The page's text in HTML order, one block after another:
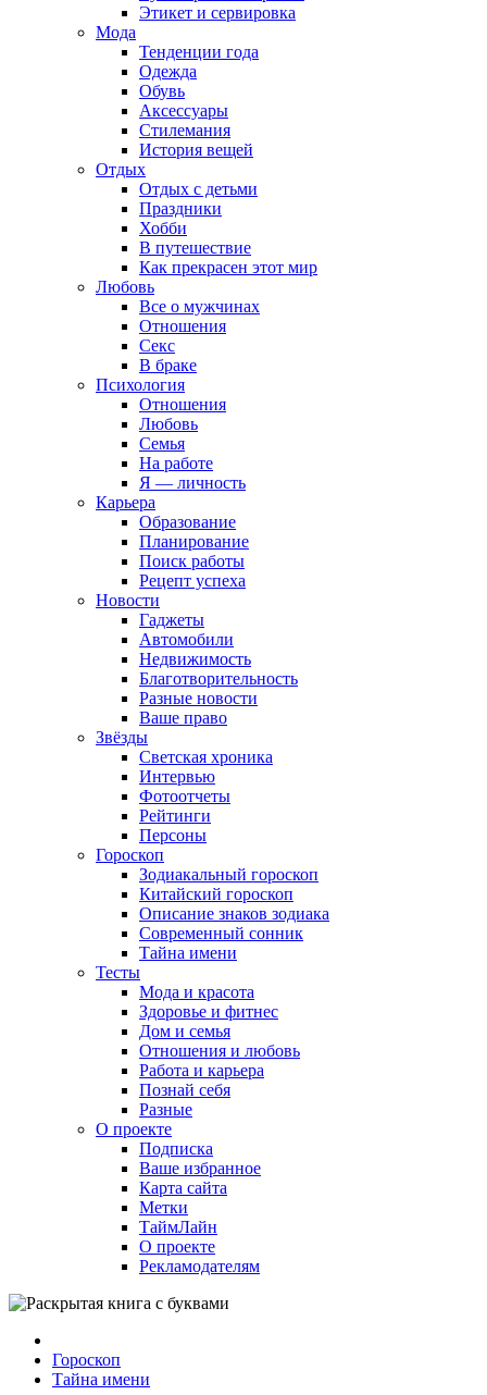
Этикет и сервировка
Мода
Тенденции года
Одежда
Обувь
Аксессуары
Стилемания
История вещей
Отдых
Отдых с детьми
Праздники
Хобби
В путешествие
Как прекрасен этот мир
Любовь
Все о мужчинах
Отношения
Секс
В браке
Психология
Отношения
Любовь
Семья
На работе
Я — личность
Карьера
Образование
Планирование
Поиск работы
Рецепт успеха
Новости
Гаджеты
Автомобили
Недвижимость
Благотворительность
Разные новости
Ваше право
Звёзды
Светская хроника
Интервью
Фотоотчеты
Рейтинги
Персоны
Гороскоп
Зодиакальный гороскоп
Китайский гороскоп
Описание знаков зодиака
Современный сонник
Тайна имени
Тесты
Мода и красота
Здоровье и фитнес
Дом и семья
Отношения и любовь
Работа и карьера
Познай себя
Разные
О проекте
Подписка
Ваше избранное
Карта сайта
Метки
ТаймЛайн
О проекте
Рекламодателям
Гороскоп
Тайна имени